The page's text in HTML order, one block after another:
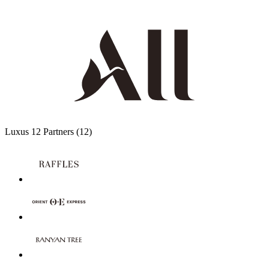
Luxus 12 Partners (12)